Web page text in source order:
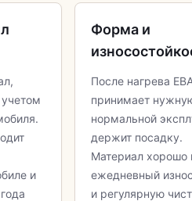
и
Форма и
После нагрева
принимает
нормальной
держит посадку.
Материал хорошо
ежедневный
и регулярную